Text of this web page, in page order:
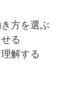
方を選ぶ
る
解する